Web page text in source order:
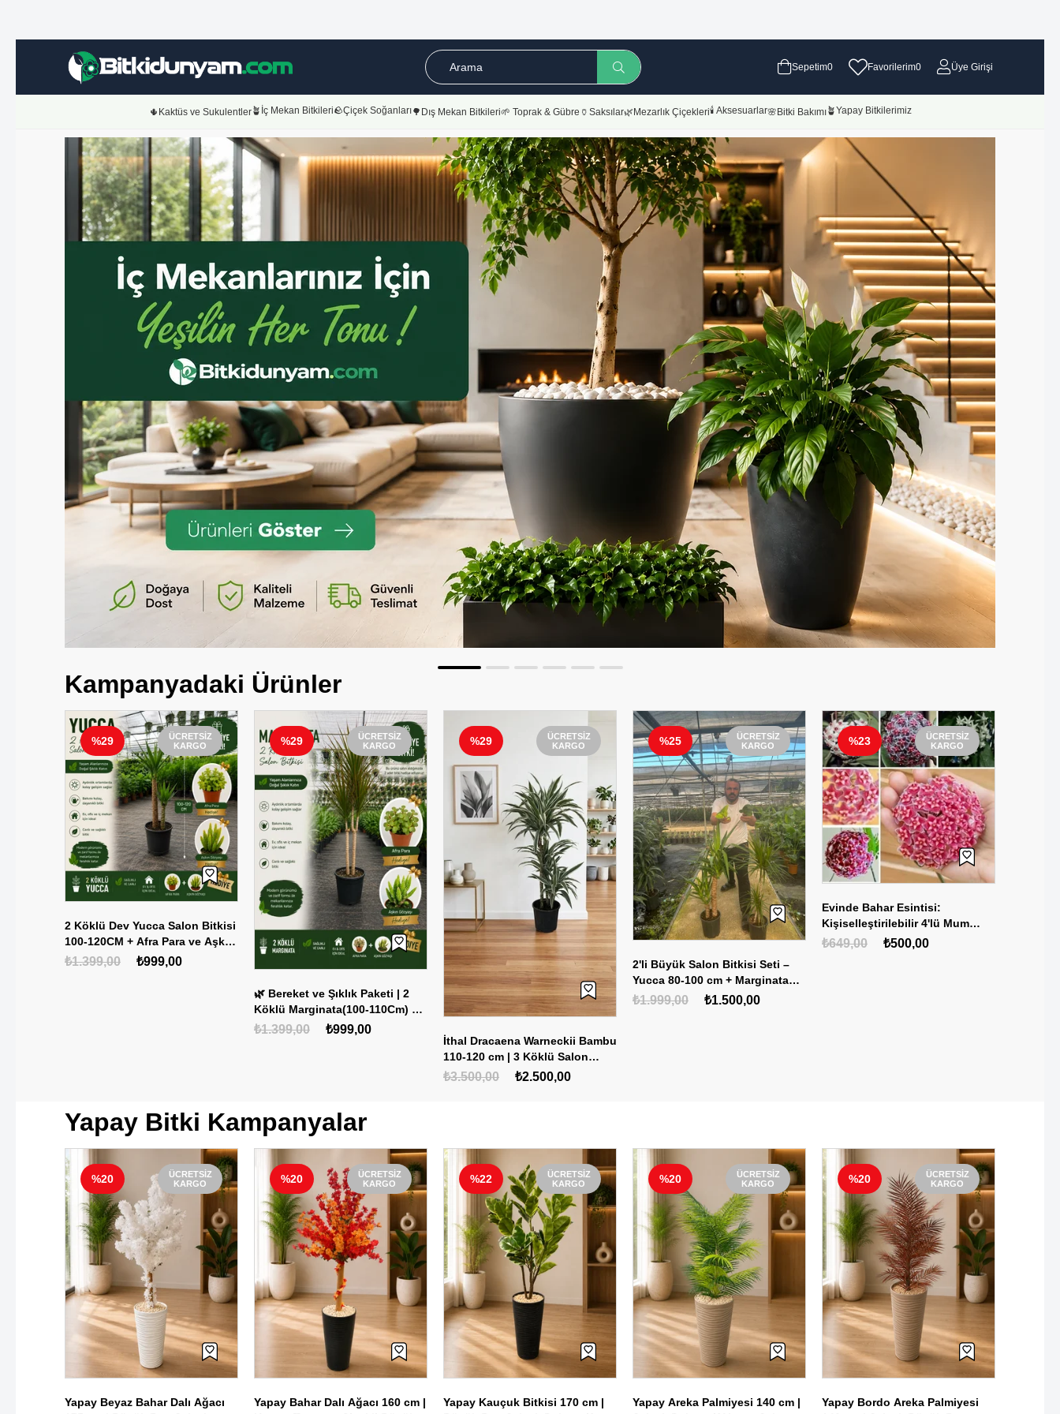
Sepetim0 Favorilerim0 Üye Girişi
🌵Kaktüs ve Sukulentler🪴İç Mekan Bitkileri🪨Çiçek Soğanları🌳Dış Mekan Bitkileri🌱 Toprak & Gübre 🏺Saksılar🌿Mezarlık Çiçekleri🕯 Aksesuarlar🌸Bitki Bakımı🪴Yapay Bitkilerimiz
Kampanyadaki Ürünler
2 Köklü Dev Yucca Salon Bitkisi
100-120CM + Afra Para ve Aşkın
Gözyaşı HEDİYE!₺999,00
₺1.399,00
ÜCRETSIZ
KARGO
%29
🌿 Bereket ve Şıklık Paketi | 2
Köklü Marginata(100-110Cm) + 2
Hediye Bitki 🌿₺999,00
₺1.399,00
ÜCRETSIZ
KARGO
%29
İthal Dracaena Warneckii Bambu
110-120 cm | 3 Köklü Salon
Çiçeği
₺2.500,00
₺3.500,00
ÜCRETSIZ
KARGO
%29
2'li Büyük Salon Bitkisi Seti –
Yucca 80-100 cm + Marginata
80-100 cm + 2 Hediye Bitki
₺1.500,00
₺1.999,00
ÜCRETSIZ
KARGO
%25
Evinde Bahar Esintisi:
Kişiselleştirilebilir 4'lü Mum
Çiçeği & Umut Bitkisi Seti (6
₺500,00
₺649,00
ÜCRETSIZ
KARGO
%23
Yapay Bitki Kampanyalar
Yapay Beyaz Bahar Dalı Ağacı
ÜCRETSIZ
KARGO
%20
Yapay Bahar Dalı Ağacı 160 cm |
ÜCRETSIZ
KARGO
%20
Yapay Kauçuk Bitkisi 170 cm |
ÜCRETSIZ
KARGO
%22
Yapay Areka Palmiyesi 140 cm |
ÜCRETSIZ
KARGO
%20
Yapay Bordo Areka Palmiyesi
ÜCRETSIZ
KARGO
%20